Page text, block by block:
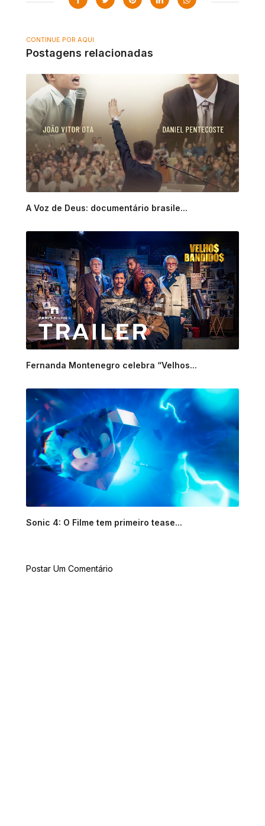
CONTINUE POR AQUI
Postagens relacionadas
A Voz de Deus: documentário brasile...
Fernanda Montenegro celebra “Velhos...
Sonic 4: O Filme tem primeiro tease...
Postar Um Comentário